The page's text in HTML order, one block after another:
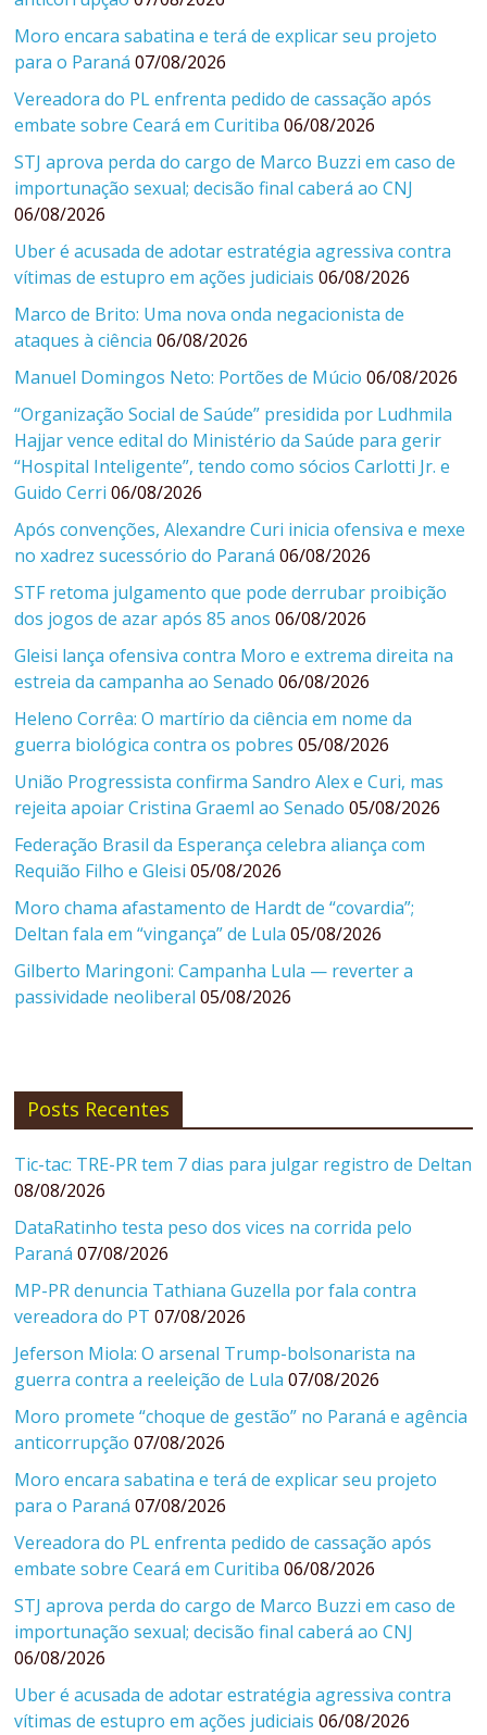
Moro encara sabatina e terá de explicar seu projeto
para o Paraná 07/08/2026
Vereadora do PL enfrenta pedido de cassação após
embate sobre Ceará em Curitiba 06/08/2026
STJ aprova perda do cargo de Marco Buzzi em caso de
importunação sexual; decisão final caberá ao CNJ
06/08/2026
Uber é acusada de adotar estratégia agressiva contra
vítimas de estupro em ações judiciais 06/08/2026
Marco de Brito: Uma nova onda negacionista de
ataques à ciência 06/08/2026
Manuel Domingos Neto: Portões de Múcio 06/08/2026
“Organização Social de Saúde” presidida por Ludhmila
Hajjar vence edital do Ministério da Saúde para gerir
“Hospital Inteligente”, tendo como sócios Carlotti Jr. e
Guido Cerri 06/08/2026
Após convenções, Alexandre Curi inicia ofensiva e mexe
no xadrez sucessório do Paraná 06/08/2026
STF retoma julgamento que pode derrubar proibição
dos jogos de azar após 85 anos 06/08/2026
Gleisi lança ofensiva contra Moro e extrema direita na
estreia da campanha ao Senado 06/08/2026
Heleno Corrêa: O martírio da ciência em nome da
guerra biológica contra os pobres 05/08/2026
União Progressista confirma Sandro Alex e Curi, mas
rejeita apoiar Cristina Graeml ao Senado 05/08/2026
Federação Brasil da Esperança celebra aliança com
Requião Filho e Gleisi 05/08/2026
Moro chama afastamento de Hardt de “covardia”;
Deltan fala em “vingança” de Lula 05/08/2026
Gilberto Maringoni: Campanha Lula — reverter a
passividade neoliberal 05/08/2026
Posts Recentes
Tic-tac: TRE-PR tem 7 dias para julgar registro de Deltan
08/08/2026
DataRatinho testa peso dos vices na corrida pelo
Paraná 07/08/2026
MP-PR denuncia Tathiana Guzella por fala contra
vereadora do PT 07/08/2026
Jeferson Miola: O arsenal Trump-bolsonarista na
guerra contra a reeleição de Lula 07/08/2026
Moro promete “choque de gestão” no Paraná e agência
anticorrupção 07/08/2026
Moro encara sabatina e terá de explicar seu projeto
para o Paraná 07/08/2026
Vereadora do PL enfrenta pedido de cassação após
embate sobre Ceará em Curitiba 06/08/2026
STJ aprova perda do cargo de Marco Buzzi em caso de
importunação sexual; decisão final caberá ao CNJ
06/08/2026
Uber é acusada de adotar estratégia agressiva contra
vítimas de estupro em ações judiciais 06/08/2026